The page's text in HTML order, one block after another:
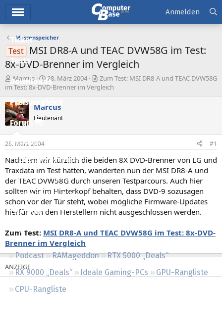
Ticker
Tests
Downloads
Preisvergleich
Forum
Aktuelles
Empfohlene Inhalte
Neue Beiträge
Neueste Aktivitäten
Leserartikel
Regeln
Podcast RAMageddon
RTX 5000 „Deals“
RX 9000 „Deals“
Ideale Gaming-PCs
GPU-Rangliste
CPU-Rangliste
Anmelden
Massenspeicher
Test
MSI DR8-A und TEAC DVW58G im Test:
8x-DVD-Brenner im Vergleich
E
r
t
e
l
e
r
Marcus
E
r
t
l
a
m
28. März 2004
Zum Test: MSI DR8-A und TEAC DVW58G
im Test: 8x-DVD-Brenner im Vergleich
Marcus
Lieutenant
28. März 2004 #1
Nachdem wir kürzlich die beiden 8X DVD-Brenner von LG und
Traxdata im Test hatten, wanderten nun der MSI DR8-A und
der TEAC DVW58G durch unseren Testparcours. Auch hier
sollten wir im Hinterkopf behalten, dass DVD-9 sozusagen
schon vor der Tür steht, wobei mögliche Firmware-Updates
hierfür von den Herstellern nicht ausgeschlossen werden.
Zum Test: MSI DR8-A und TEAC DVW58G im Test: 8x-DVD-
Brenner im Vergleich